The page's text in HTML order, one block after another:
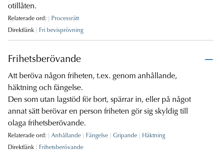
otillåten.
Relaterade ord:
Processrätt
Direktlänk
Fri bevisprövning
Frihetsberövande
Att beröva någon friheten, t.ex. genom anhållande,
häktning och fängelse.
Den som utan lagstöd för bort, spärrar in, eller på något
annat sätt berövar en person friheten gör sig skyldig till
olaga frihetsberövande.
Relaterade ord: Anhållande Fängelse Gripande
Häktning
Direktlänk
Frihetsberövande